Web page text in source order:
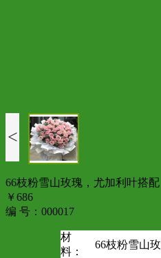
<
66枝粉雪山玫瑰，尤加利叶搭配
￥686
编 号：000017
材
料：
66枝粉雪山